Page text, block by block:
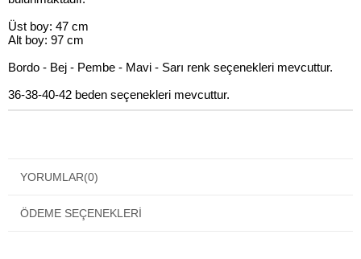
Üst boy: 47 cm
Alt boy: 97 cm
Bordo - Bej - Pembe - Mavi - Sarı renk seçenekleri mevcuttur.
36-38-40-42 beden seçenekleri mevcuttur.
YORUMLAR(0)
ÖDEME SEÇENEKLERI